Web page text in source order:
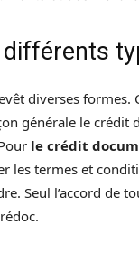
diverses formes.
générale le
le crédit
les termes et
Seul l’accord de